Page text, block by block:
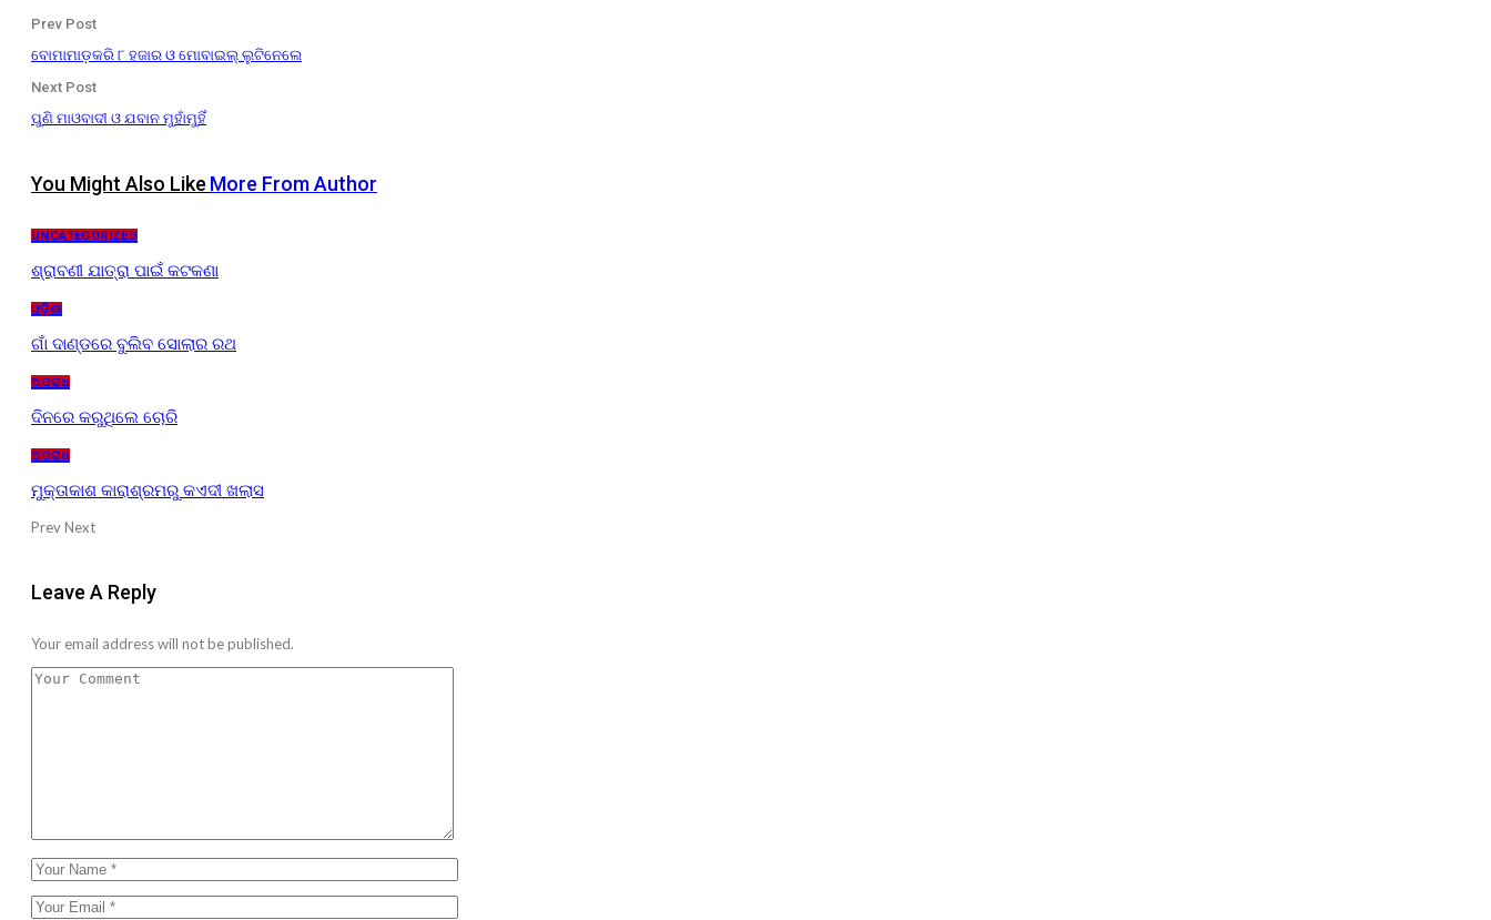
Prev Post
ବୋମାମାଡ଼କରି ୮ ହଜାର ଓ ମୋବାଇଲ୍ ଲୁଟିନେଲେ
Next Post
ପୁଣି ମାଓବାଦୀ ଓ ଯବାନ ମୁହାଁମୁହିଁ
You Might Also Like More From Author
UNCATEGORIZED
ଶ୍ରାବଣୀ ଯାତ୍ରା ପାଇଁ କଟକଣା
ଓଡ଼ିଶା
ଗାଁ ଦାଣ୍ଡରେ ବୁଲିବ ସୋଲାର ରଥ
ଅପରାଧ
ଦିନରେ କରୁଥିଲେ ଚୋରି
ଅପରାଧ
ମୁକ୍ତାକାଶ କାରାଶ୍ରମରୁ କଏଦୀ ଖଲାସ
PrevNext
Leave A Reply
Your email address will not be published.